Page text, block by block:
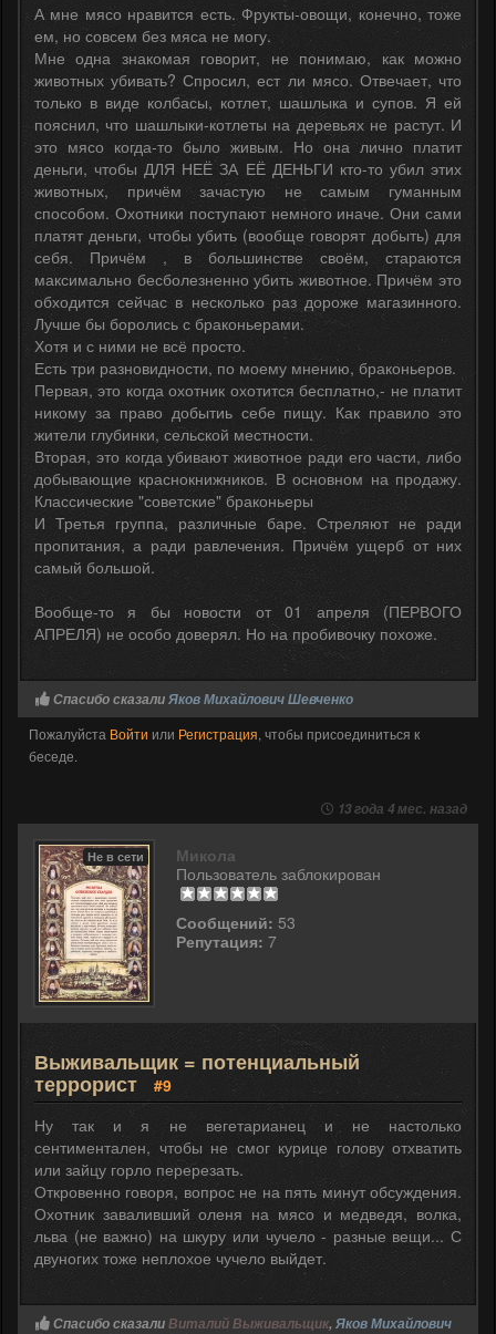
А мне мясо нравится есть. Фрукты-овощи, конечно, тоже
ем, но совсем без мяса не могу.
Мне одна знакомая говорит, не понимаю, как можно
животных убивать? Спросил, ест ли мясо. Отвечает, что
только в виде колбасы, котлет, шашлыка и супов. Я ей
пояснил, что шашлыки-котлеты на деревьях не растут. И
это мясо когда-то было живым. Но она лично платит
деньги, чтобы ДЛЯ НЕЁ ЗА ЕЁ ДЕНЬГИ кто-то убил этих
животных, причём зачастую не самым гуманным
способом. Охотники поступают немного иначе. Они сами
платят деньги, чтобы убить (вообще говорят добыть) для
себя. Причём , в большинстве своём, стараются
максимально бесболезненно убить животное. Причём это
обходится сейчас в несколько раз дороже магазинного.
Лучше бы боролись с браконьерами.
Хотя и с ними не всё просто.
Есть три разновидности, по моему мнению, браконьеров.
Первая, это когда охотник охотится бесплатно,- не платит
никому за право добытиь себе пищу. Как правило это
жители глубинки, сельской местности.
Вторая, это когда убивают животное ради его части, либо
добывающие краснокнижников. В основном на продажу.
Классические "советские" браконьеры
И Третья группа, различные баре. Стреляют не ради
пропитания, а ради равлечения. Причём ущерб от них
самый большой.
Вообще-то я бы новости от 01 апреля (ПЕРВОГО
АПРЕЛЯ) не особо доверял. Но на пробивочку похоже.
Спасибо сказалиЯков Михайлович Шевченко
Пожалуйста Войти или Регистрация, чтобы присоединиться к
беседе.
13 года 4 мес. назад
Не в сети
Микола
Пользователь заблокирован
Сообщений: 53
Репутация: 7
Выживальщик = потенциальный
террорист
#9
Ну так и я не вегетарианец и не настолько
сентиментален, чтобы не смог курице голову отхватить
или зайцу горло перерезать.
Откровенно говоря, вопрос не на пять минут обсуждения.
Охотник заваливший оленя на мясо и медведя, волка,
льва (не важно) на шкуру или чучело - разные вещи... С
двуногих тоже неплохое чучело выйдет.
Спасибо сказалиВиталий Выживальщик, Яков Михайлович